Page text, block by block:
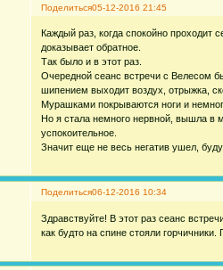
Поделиться05-12-2016 21:45
Каждый раз, когда спокойно
доказывает обратное.
Так было и в этот раз.
Очередной сеанс встречи с Велесом
шипением выходит воздух, отрыжка,
Мурашками покрываются ноги и
Но я стала немного нервной, вышла в
успокоительное.
Значит еще не весь негатив ушел,
Поделиться06-12-2016 10:34
Здравствуйте! В этот раз сеанс
как будто на спине стояли